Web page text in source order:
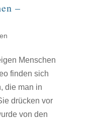
–
Menschen
finden sich
die man in
drücken vor
von den